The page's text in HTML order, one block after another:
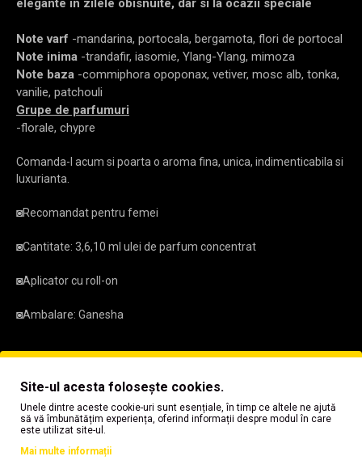
elegante in zilele obisnuite, dar si la ocazii speciale
Note varf -mandarina, portocala, bergamota, flori de portocal
Note inima -trandafir, iasomie, Ylang-Ylang, mimoza
Note baza -commiphora opoponax, vetiver, mosc alb, tonka,
vanilie, patchouli
Grupe de parfumuri
-florale, chypre
Comanda-l acum si poarta o aroma fina, unica, indimenticabila si
luxurianta.
◙Recomandat pentru femei
◙Cantitate: 3,6,10 ml ulei de parfum concentrat
◙Aplicator cu roll-on
◙Ambalare: Ganesha
Acest ulei de parfum este cel mai adesea confundat cu
Dar acesta este un miros original
Atentie:Aceste uleiuri sunt
Site-ul acesta folosește cookies.
Unele dintre aceste cookie-uri sunt esențiale, în timp ce altele ne ajută
să vă îmbunătățim experiența, oferind informații despre modul în care
este utilizat site-ul.
Mai multe informații